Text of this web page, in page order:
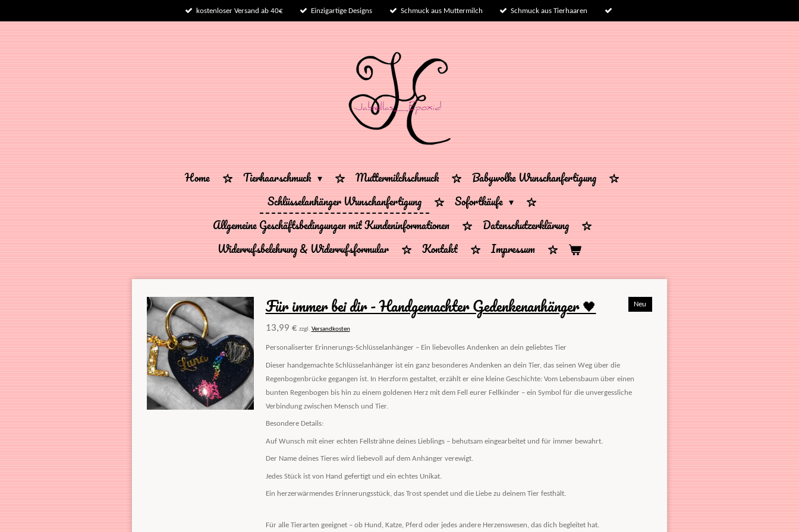
kostenloser Versand ab 40€ Einzigartige Designs Schmuck aus Muttermilch Schmuck aus Tierhaaren
Home Tierhaarschmuck Muttermilchschmuck
Babywolke Wunschanfertigung
Schlüsselanhänger Wunschanfertigung
Sofortkäufe
Allgemeine Geschäftsbedingungen mit Kundeninformationen
Datenschutzerklärung
Widerrufsbelehrung & Widerrufsformular
Kontakt Impressum
Neu
Für immer bei dir - Handgemachter Gedenkenanhänger 🖤
13,99 € zzgl. Versandkosten
Personaliserter Erinnerungs-Schlüsselanhänger – Ein liebevolles Andenken an dein geliebtes Tier
Dieser handgemachte Schlüsselanhänger ist ein ganz besonderes Andenken an dein Tier, das seinen Weg über die
Regenbogenbrücke gegangen ist. In Herzform gestaltet, erzählt er eine kleine Geschichte: Vom Lebensbaum über einen
bunten Regenbogen bis hin zu einem goldenen Herz mit dem Fell eurer Fellkinder – ein Symbol für die unvergessliche
Verbindung zwischen Mensch und Tier.
Besondere Details:
Auf Wunsch mit einer echten Fellsträhne deines Lieblings – behutsam eingearbeitet und für immer bewahrt.
Der Name deines Tieres wird liebevoll auf dem Anhänger verewigt.
Jedes Stück ist von Hand gefertigt und ein echtes Unikat.
Ein herzerwärmendes Erinnerungsstück, das Trost spendet und die Liebe zu deinem Tier festhält.
Für alle Tierarten geeignet – ob Hund, Katze, Pferd oder jedes andere Herzenswesen, das dich begleitet hat.